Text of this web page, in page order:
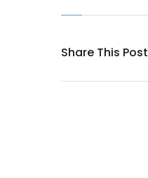
Share This Post